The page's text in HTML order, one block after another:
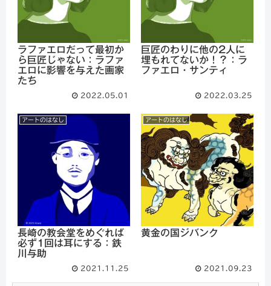
ラファエロだって最初か
ら巨匠じゃない：ラファ
エロに影響を与えた画家
たち
2022.05.01
巨匠のわりに他の2人に
埋もれてないか！？：ラ
ファエロ・サンティ
2022.03.25
アートのはなし
長崎の教会堂をめぐれば
必ず1回は耳にする：鉄
川与助
2021.11.25
アートのはなし
黄金の国ジバンク
2021.09.23